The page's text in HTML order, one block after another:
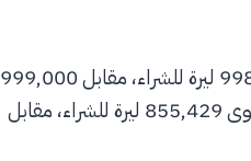
في حين جاء سعر الذهب في سوريا عيار 21 اليوم الاثنين في الأسواق عند مستوى 998,000 ليرة للشراء، مقابل 999,000
ليرة للبيع. و من ناحية اخرى سجل سعر جرام الذهب عيار 18 اليوم في سوريا عند مستوى 855,429 ليرة للشراء، مقابل